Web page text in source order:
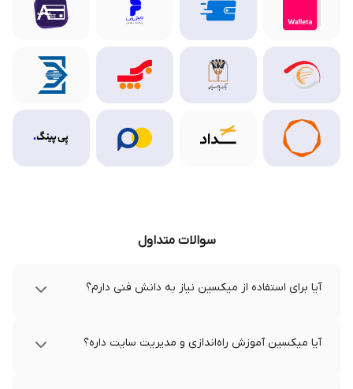
سوالات متداول
آیا برای استفاده از میکسین نیاز به دانش فنی دارم؟
آیا میکسین آموزش راه‌اندازی و مدیریت سایت داره؟